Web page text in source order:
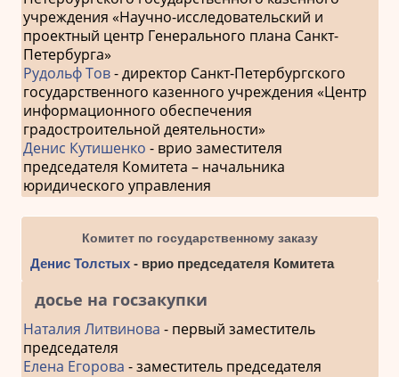
учреждения «Научно-исследовательский и
проектный центр Генерального плана Санкт-
Петербурга»
Рудольф Тов- директор Санкт-Петербургского
государственного казенного учреждения «Центр
информационного обеспечения
градостроительной деятельности»
Денис Кутишенко - врио заместителя
председателя Комитета – начальника
юридического управления
Комитет по государственному заказу
Денис Толстых- врио председателя Комитета
досье на госзакупки
Наталия Литвинова - первый заместитель
председателя
Елена Егорова - заместитель председателя